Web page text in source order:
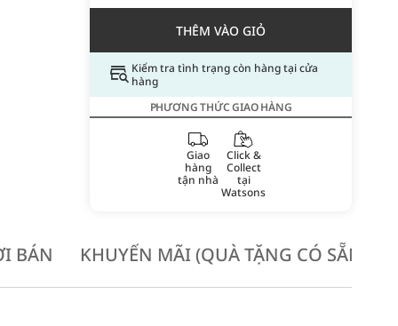
THÊM VÀO GIỎ
Kiểm tra tình trạng còn hàng tại cửa
hàng
PHƯƠNG THỨC GIAO HÀNG
Giao
hàng
tận nhà
Click &
Collect
tại
Watsons
BÁN KHUYẾN MÃI (QUÀ TẶNG CÓ SẴN